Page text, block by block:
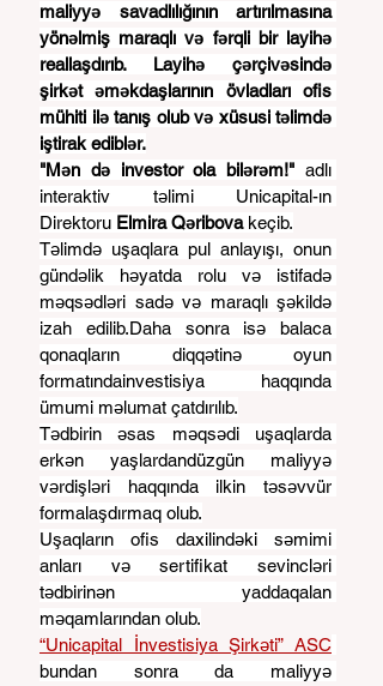
maliyyə savadlılığının artırılmasına
yönəlmiş maraqlı və fərqli bir layihə
reallaşdırıb. Layihə çərçivəsində
şirkət əməkdaşlarının övladları ofis
mühiti ilə tanış olub və xüsusi təlimdə
iştirak ediblər.
"Mən də investor ola bilərəm!" adlı
interaktiv təlimi Unicapital-ın
Direktoru Elmira Qəribova keçib.
Təlimdə uşaqlara pul anlayışı, onun
gündəlik həyatda rolu və istifadə
məqsədləri sadə və maraqlı şəkildə
izah edilib.Daha sonra isə balaca
qonaqların diqqətinə oyun
formatındainvestisiya haqqında
ümumi məlumat çatdırılıb.
Tədbirin əsas məqsədi uşaqlarda
erkən yaşlardandüzgün maliyyə
vərdişləri haqqında ilkin təsəvvür
formalaşdırmaq olub.
Uşaqların ofis daxilindəki səmimi
anları və sertifikat sevincləri
tədbirinən yaddaqalan
məqamlarından olub.
“Unicapital İnvestisiya Şirkəti” ASC
bundan sonra da maliyyə